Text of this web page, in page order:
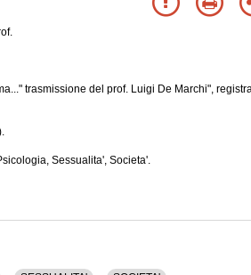
trasmissione del prof. Luigi De Marchi",
Sessualita', Societa'.